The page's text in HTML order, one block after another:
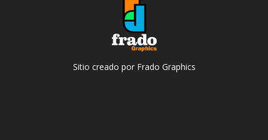
Sitio creado por Frado Graphics